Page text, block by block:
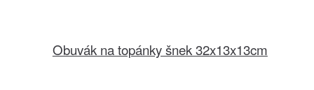
Obuvák na topánky šnek 32x13x13cm